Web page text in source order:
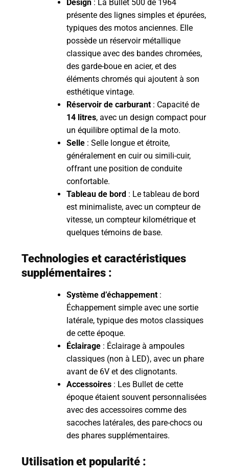
Design : La Bullet 500 de 1964
présente des lignes simples et épurées,
typiques des motos anciennes. Elle
possède un réservoir métallique
classique avec des bandes chromées,
des garde-boue en acier, et des
éléments chromés qui ajoutent à son
esthétique vintage.
Réservoir de carburant : Capacité de
14 litres, avec un design compact pour
un équilibre optimal de la moto.
Selle : Selle longue et étroite,
généralement en cuir ou simili-cuir,
offrant une position de conduite
confortable.
Tableau de bord : Le tableau de bord
est minimaliste, avec un compteur de
vitesse, un compteur kilométrique et
quelques témoins de base.
Technologies et caractéristiques
supplémentaires :
Système d’échappement :
Échappement simple avec une sortie
latérale, typique des motos classiques
de cette époque.
Éclairage : Éclairage à ampoules
classiques (non à LED), avec un phare
avant de 6V et des clignotants.
Accessoires : Les Bullet de cette
époque étaient souvent personnalisées
avec des accessoires comme des
sacoches latérales, des pare-chocs ou
des phares supplémentaires.
Utilisation et popularité :